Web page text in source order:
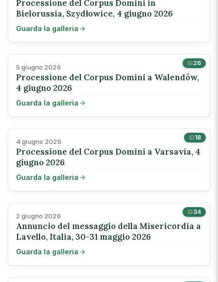
Processione del Corpus Domini in
Bielorussia, Szydłowice, 4 giugno 2026
Guarda la galleria
26
5 giugno 2026
Processione del Corpus Domini a Walendów,
4 giugno 2026
Guarda la galleria
18
4 giugno 2026
Processione del Corpus Domini a Varsavia, 4
giugno 2026
Guarda la galleria
34
2 giugno 2026
Annuncio del messaggio della Misericordia a
Lavello, Italia, 30-31 maggio 2026
Guarda la galleria